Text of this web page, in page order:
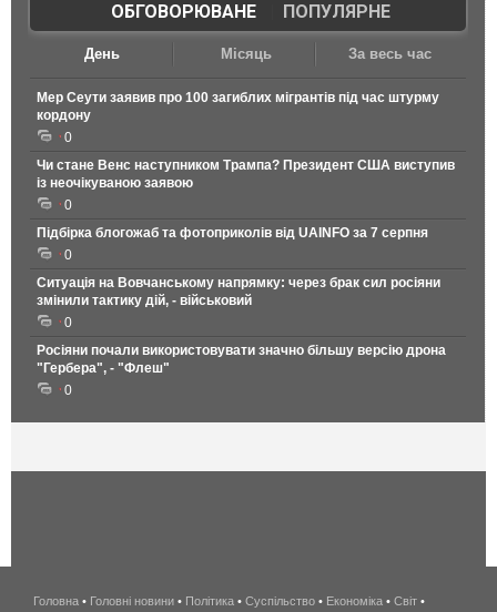
ОБГОВОРЮВАНЕ| ПОПУЛЯРНЕ
День Місяць За весь час
Мер Сеути заявив про 100 загиблих мігрантів під час штурму
кордону
0
Чи стане Венс наступником Трампа? Президент США виступив
із неочікуваною заявою
0
Підбірка блогожаб та фотоприколів від UAINFO за 7 серпня
0
Ситуація на Вовчанському напрямку: через брак сил росіяни
змінили тактику дій, - військовий
0
Росіяни почали використовувати значно більшу версію дрона
"Гербера", - "Флеш"
0
беспроводной
Головна • Головні новини • Політика • Суспільство • Економіка • Світ •